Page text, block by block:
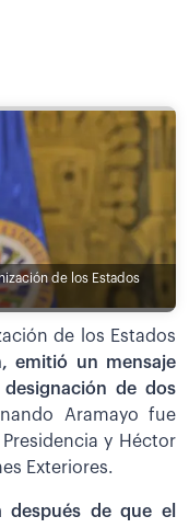
de los Estados
de los Estados
emitió un mensaje
de dos
Aramayo fue
y Héctor
Exteriores.
después de que el